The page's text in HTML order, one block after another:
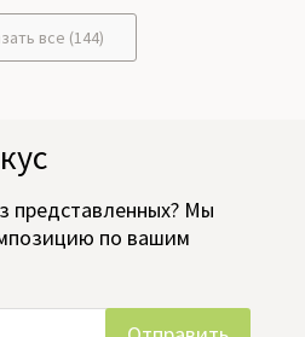
все (144)
представленных? Мы
по вашим